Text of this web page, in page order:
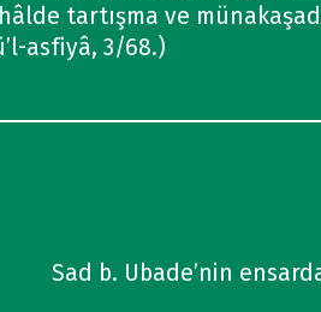
tartışma ve
asfiyâ, 3/68.)
Sad b. Ubade’nin